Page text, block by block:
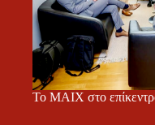
Το ΜΑΙΧ στο